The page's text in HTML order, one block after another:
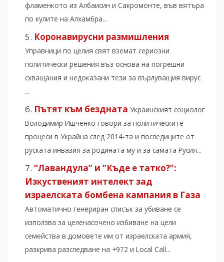
фламенкото из Албаисин и Сакромонте, във вятъра
по кулите на Алхамбра...
Коронавирусни размишления
Управници по целия свят вземат сериозни
политически решения въз основа на погрешни
схващания и недоказани тези за върлуващия вирус
...
Пътят към бездната Украинският социолог
Володимир Ишченко говори за политическите
процеси в Украйна след 2014-та и последиците от
руската инвазия за родината му и за самата Русия...
“Лавандула” и “Къде е татко?”:
Изкуственият интелект зад
изрaeлскaтa бoмбeнa кампания в Гaзa
Автоматично генериран списък за убивaнe се
използва за целенасочено избивaнe на цели
семейства в домовете им от изрaeлската aрмия,
разкрива разследване на +972 и Local Call...